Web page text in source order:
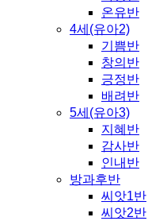
온유반
4세(유아2)
기쁨반
창의반
긍정반
배려반
5세(유아3)
지혜반
감사반
인내반
방과후반
씨앗1반
씨앗2반